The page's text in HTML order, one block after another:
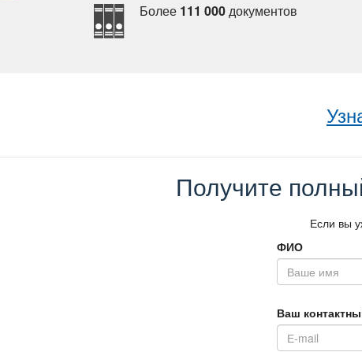
Более 111 000документо
Получите
Если вы
ФИО
аш